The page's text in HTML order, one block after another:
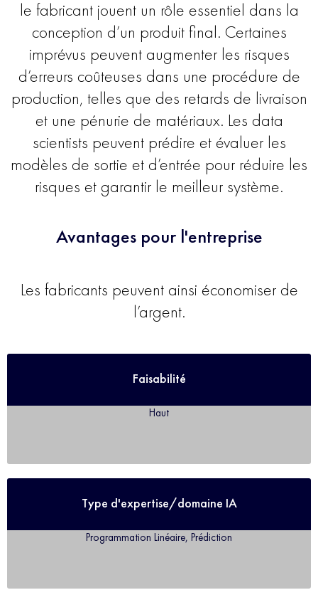
le fabricant jouent un rôle essentiel dans la
conception d’un produit final. Certaines
imprévus peuvent augmenter les risques
d’erreurs coûteuses dans une procédure de
production, telles que des retards de livraison
et une pénurie de matériaux. Les data
scientists peuvent prédire et évaluer les
modèles de sortie et d’entrée pour réduire les
risques et garantir le meilleur système.
Avantages pour l'entreprise
Les fabricants peuvent ainsi économiser de
l’argent.
Faisabilité
Haut
Type d'expertise/domaine IA
Programmation Linéaire, Prédiction